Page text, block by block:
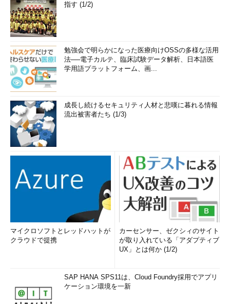
指す (1/2)
勉強会で明らかになった医療向けOSSの多様な活用
法──電子カルテ、臨床試験データ解析、日本語医
学用語プラットフォーム、画...
成長し続けるセキュリティ人材と悲嘆に暮れる情報
流出被害者たち (1/3)
マイクロソフトとレッドハットが
クラウドで提携
カーセンサー、ゼクシィのサイト
が取り入れている「アダプティブ
UX」とは何か (1/2)
SAP HANA SPS11は、Cloud Foundry採用でアプリ
ケーション環境を一新